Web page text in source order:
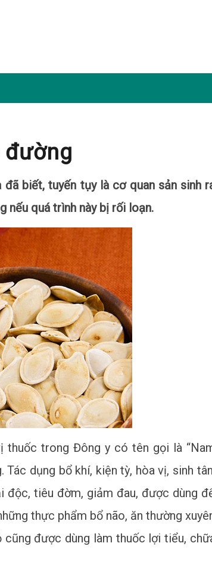
đường
biết, tuyến tụy là cơ quan sản sinh
nếu quá trình này bị rối loạn.
trong Đông y có tên gọi là
dụng bổ khí, kiện tỳ, hòa vị, sinh
độc, tiêu đờm, giảm đau, được dùng
thực phẩm bổ não, ăn thường
được dùng làm thuốc lợi tiểu,